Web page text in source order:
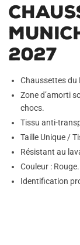
2027
Chaussettes du
Zone d’amorti
chocs.
Tissu anti-
Taille Unique /
Résistant au
Couleur : Rouge.
Identification